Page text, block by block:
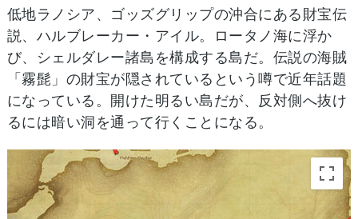
低地ラノシア、ゴッズグリップの沖合にある財宝伝
説、ハルブレーカー・アイル。ロータノ海に浮か
び、シェルダレー諸島を構成する島だ。伝説の海賊
「霧髭」の財宝が隠されているという噂で近年話題
になっている。開けた明るい島だが、反対側へ抜け
るには暗い洞を通って行くことになる。